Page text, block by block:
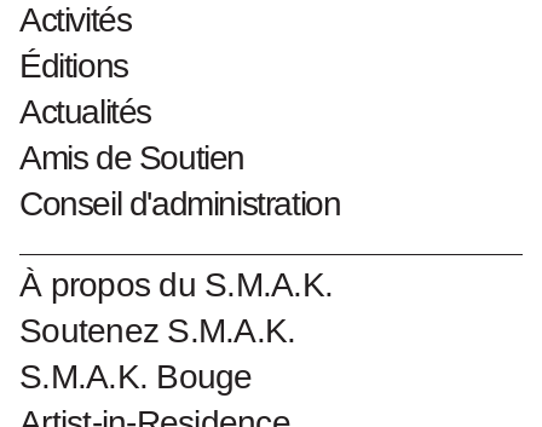
Activités
Éditions
Actualités
Amis de Soutien
Conseil d'administration
À propos du S.M.A.K.
Soutenez S.M.A.K.
S.M.A.K. Bouge